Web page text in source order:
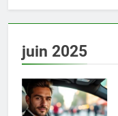
juin 2025